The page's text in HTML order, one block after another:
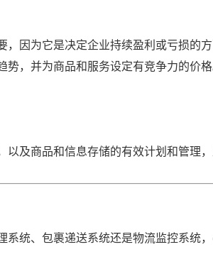
，因为它是决定企业持续盈利或亏损的方
势，并为商品和服务设定有竞争力的价
以及商品和信息存储的有效计划和管理
系统、包裹递送系统还是物流监控系统